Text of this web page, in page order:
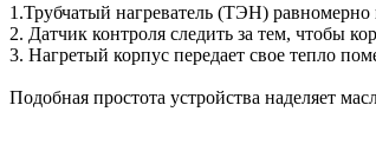
1.Трубчатый нагреватель (ТЭН) равномерно
2. Датчик контроля следить за тем, чтобы
3. Нагретый корпус передает свое тепло
Подобная простота устройства наделяет